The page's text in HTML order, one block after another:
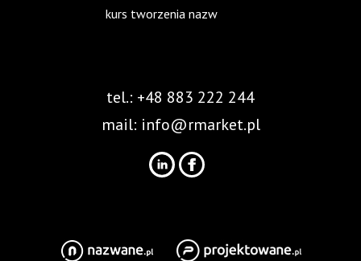
kurs tworzenia nazw
tel.: +48 883 222 244
mail: info@rmarket.pl